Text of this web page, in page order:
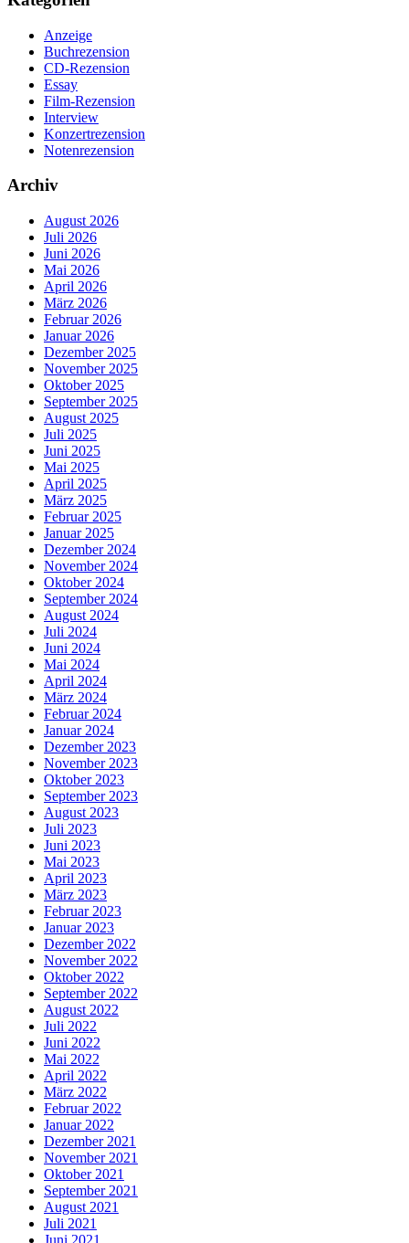
Anzeige
Buchrezension
CD-Rezension
Essay
Film-Rezension
Interview
Konzertrezension
Notenrezension
Archiv
August 2026
Juli 2026
Juni 2026
Mai 2026
April 2026
März 2026
Februar 2026
Januar 2026
Dezember 2025
November 2025
Oktober 2025
September 2025
August 2025
Juli 2025
Juni 2025
Mai 2025
April 2025
März 2025
Februar 2025
Januar 2025
Dezember 2024
November 2024
Oktober 2024
September 2024
August 2024
Juli 2024
Juni 2024
Mai 2024
April 2024
März 2024
Februar 2024
Januar 2024
Dezember 2023
November 2023
Oktober 2023
September 2023
August 2023
Juli 2023
Juni 2023
Mai 2023
April 2023
März 2023
Februar 2023
Januar 2023
Dezember 2022
November 2022
Oktober 2022
September 2022
August 2022
Juli 2022
Juni 2022
Mai 2022
April 2022
März 2022
Februar 2022
Januar 2022
Dezember 2021
November 2021
Oktober 2021
September 2021
August 2021
Juli 2021